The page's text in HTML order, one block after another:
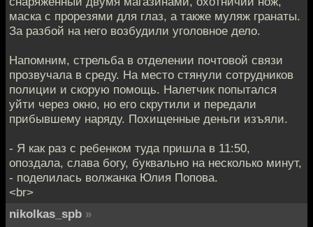
маска с прорезями для глаз, а также муляж гранаты.
За разбой на него возбудили уголовное дело.
Напомним, стрельба в отделении почтовой связи
прозвучала в среду. На место стянули сотрудников
полиции и скорую помощь. Налетчик попытался
уйти через окно, но его скрутили и передали
прибывшему наряду. Похищенные деньги изъяли.
- Я как раз с ребенком туда пришла в 11:50,
опоздала, слава богу, буквально на несколько минут,
- поделилась волжанка Юлия Попова.
<br>
nikolkas_spb »